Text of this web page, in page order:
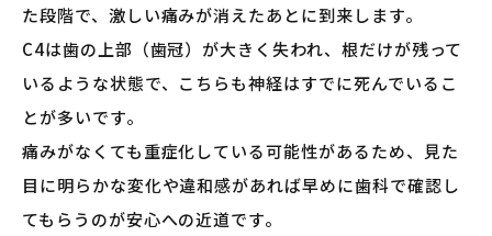
た段階で、激しい痛みが消えたあとに到来します。
C4は歯の上部（歯冠）が大きく失われ、根だけが残って
いるような状態で、こちらも神経はすでに死んでいるこ
とが多いです。
痛みがなくても重症化している可能性があるため、見た
目に明らかな変化や違和感があれば早めに歯科で確認し
てもらうのが安心への近道です。